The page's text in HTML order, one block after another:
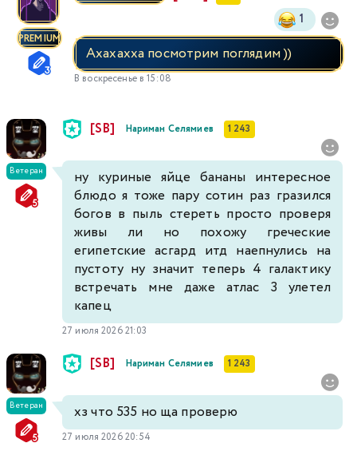
PREMIUM
1
Ахахахха посмотрим поглядим ))
В воскресенье в 15:08
Ветеран
[SB] Нариман Селямиев 1 243
ну куриные яйце бананы интересное
блюдо я тоже пару сотин раз гразился
богов в пыль стереть просто проверя
живы ли но похожу греческие
египетские асгард итд наепнулись на
пустоту ну значит теперь 4 галактику
встречать мне даже атлас 3 улетел
капец
27 июля 2026 21:03
Ветеран
[SB] Нариман Селямиев 1 243
хз что 535 но ща проверю
27 июля 2026 20:54